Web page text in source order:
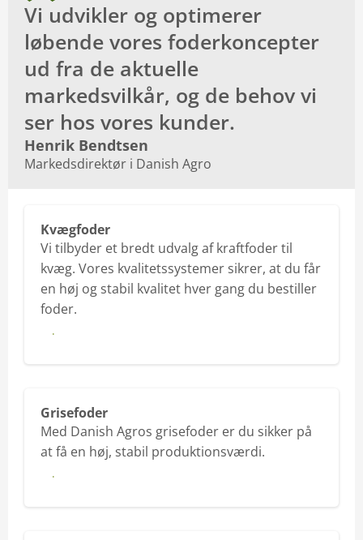
Vi udvikler og optimerer
løbende vores foderkoncepter
ud fra de aktuelle
markedsvilkår, og de behov vi
ser hos vores kunder.
Henrik Bendtsen
Markedsdirektør i Danish Agro
Kvægfoder
Vi tilbyder et bredt udvalg af kraftfoder til
kvæg. Vores kvalitetssystemer sikrer, at du får
en høj og stabil kvalitet hver gang du bestiller
foder.
Læs mere her
Grisefoder
Med Danish Agros grisefoder er du sikker på
at få en høj, stabil produktionsværdi.
Læs mere her